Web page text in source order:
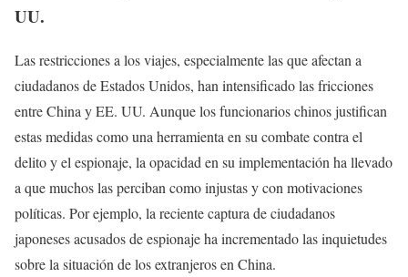
UU.
Las restricciones a los viajes, especialmente las que afectan a
ciudadanos de Estados Unidos, han intensificado las fricciones
entre China y EE. UU. Aunque los funcionarios chinos justifican
estas medidas como una herramienta en su combate contra el
delito y el espionaje, la opacidad en su implementación ha llevado
a que muchos las perciban como injustas y con motivaciones
políticas. Por ejemplo, la reciente captura de ciudadanos
japoneses acusados de espionaje ha incrementado las inquietudes
sobre la situación de los extranjeros en China.